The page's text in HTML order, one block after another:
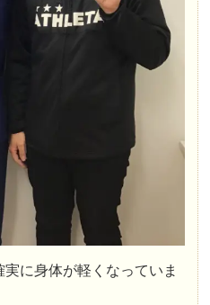
に身体が軽くなっていま